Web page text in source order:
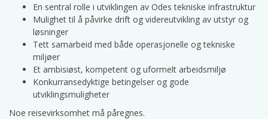
En sentral rolle i utviklingen av Odes tekniske infrastruktur
Mulighet til å påvirke drift og videreutvikling av utstyr og
løsninger
Tett samarbeid med både operasjonelle og tekniske
miljøer
Et ambisiøst, kompetent og uformelt arbeidsmiljø
Konkurransedyktige betingelser og gode
utviklingsmuligheter
Noe reisevirksomhet må påregnes.